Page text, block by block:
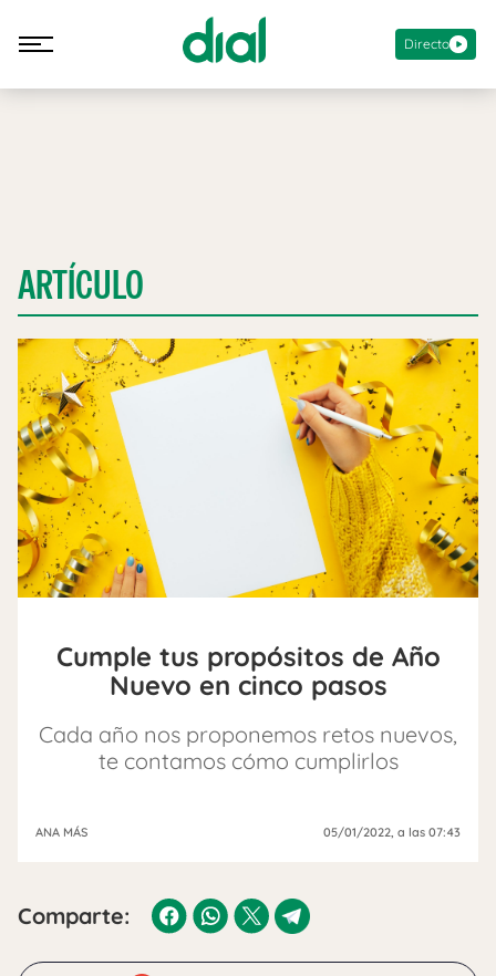
Directo
ARTÍCULO
Cumple tus propósitos de Año
Nuevo en cinco pasos
Cada año nos proponemos retos nuevos,
te contamos cómo cumplirlos
ANA MÁS 05/01/2022, a las 07:43
Comparte: